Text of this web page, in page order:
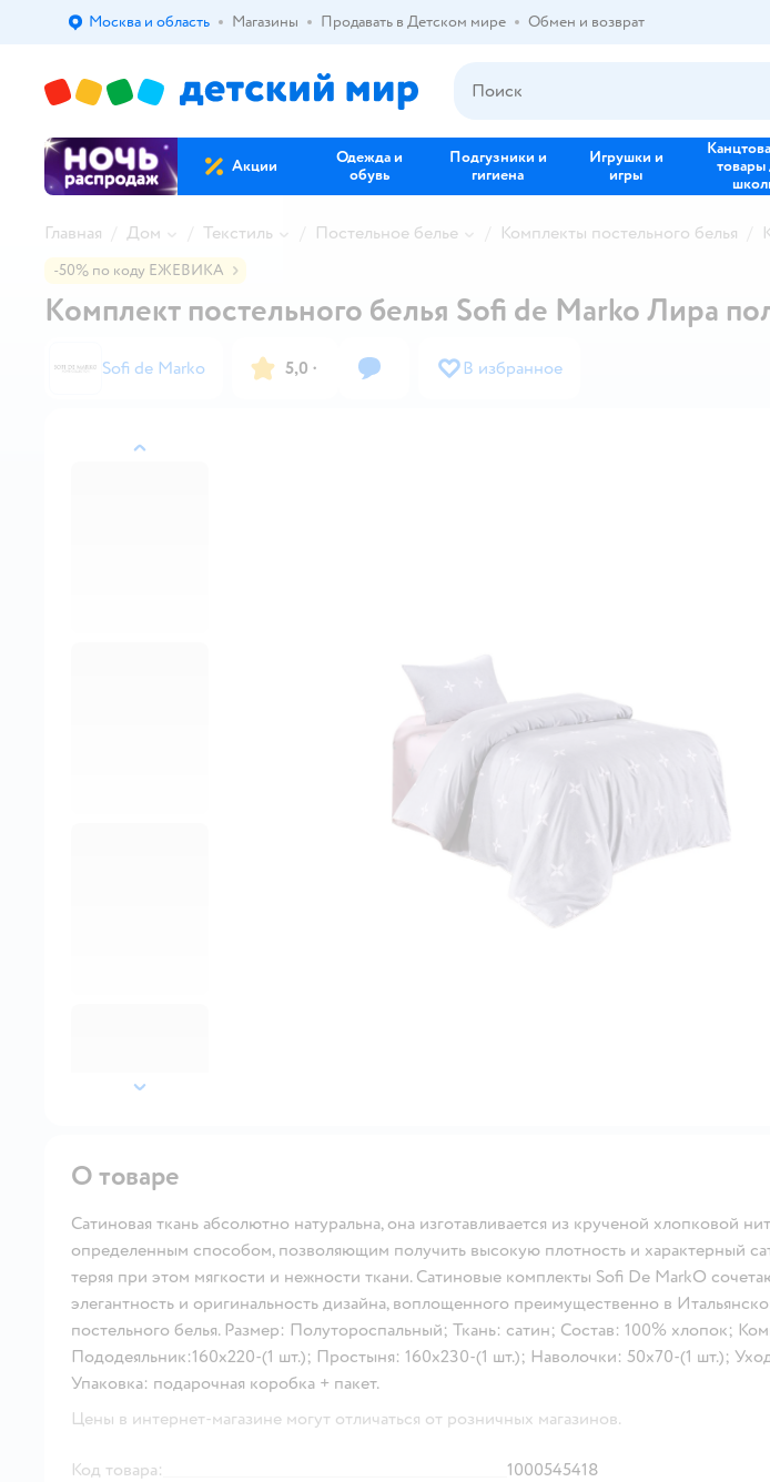
Выбор адреса доставки.
Москва и область Магазины Продавать в Детском мире Обмен и возврат
Акции
Одежда и
обувь
Подгузники и
гигиена
Игрушки и
игры
товары
Главная Дом Текстиль Постельное белье Комплекты постельного белья
назад
далее
-50% по коду ЕЖЕВИКА
Комплект постельного белья Sofi de Marko Лира
Sofi de Marko 5,0 · В избранное
О товаре
Сатиновая ткань абсолютно натуральна, она изготавливается из крученой хлопковой
определенным способом, позволяющим получить высокую плотность и характерный
теряя при этом мягкости и нежности ткани. Сатиновые комплекты Sofi De MarkO
элегантность и оригинальность дизайна, воплощенного преимущественно в
постельного белья. Размер: Полутороспальный; Ткань: сатин; Состав: 100% хлопок;
Пододеяльник:160х220-(1 шт.); Простыня: 160х230-(1 шт.); Наволочки: 50х70-(1 шт.);
Упаковка: подарочная коробка + пакет.
Цены в интернет-магазине могут отличаться от розничных магазинов.
Код товара:
1000545418